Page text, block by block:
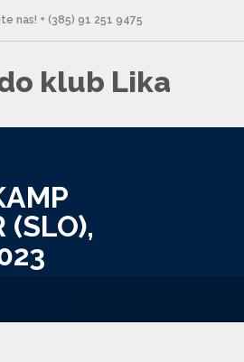
nas! + (385) 91 251 9475
klub Lika
O NAMA
(SLO),